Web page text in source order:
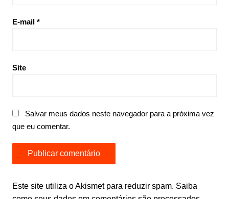
E-mail *
Site
Salvar meus dados neste navegador para a próxima vez
que eu comentar.
Este site utiliza o Akismet para reduzir spam. Saiba